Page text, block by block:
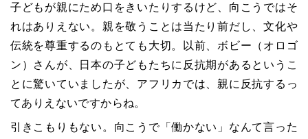
子どもが親にため口をきいたりするけど、向こうではそ
れはありえない。親を敬うことは当たり前だし、文化や
伝統を尊重するのもとても大切。以前、ボビー（オロゴ
ン）さんが、日本の子どもたちに反抗期があるというこ
とに驚いていましたが、アフリカでは、親に反抗するっ
てありえないですからね。
引きこもりもない。向こうで「働かない」なんて言った